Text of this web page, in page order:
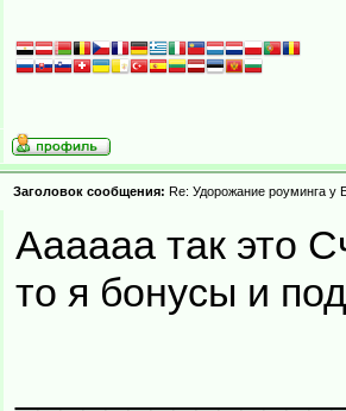
Заголовок сообщения: Re: Удорожание роуминга у
Аааааа так это
то я бонусы и